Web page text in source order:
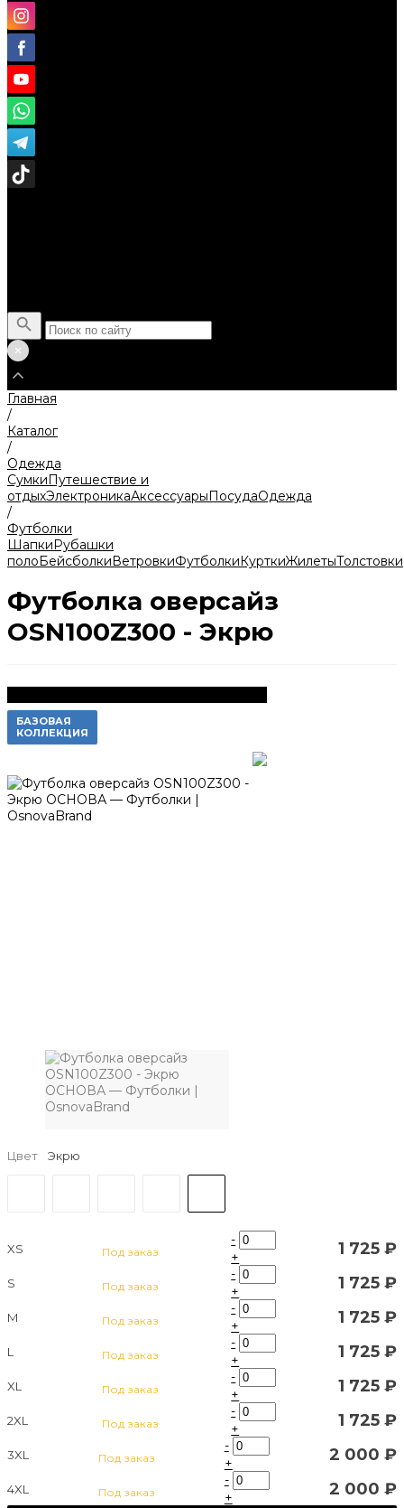
Главная
/
Каталог
/
Одежда
СумкиПутешествие и
отдыхЭлектроникаАксессуарыПосудаОдежда
/
Футболки
ШапкиРубашки
полоБейсболкиВетровкиФутболкиКурткиЖилетыТолстовки
Футболка оверсайз
OSN100Z300 - Экрю
БАЗОВАЯ
КОЛЛЕКЦИЯ
Цвет Экрю
XS Под заказ
-
+
1 725 ₽
S Под заказ
-
+
1 725 ₽
M Под заказ
-
+
1 725 ₽
L Под заказ
-
+
1 725 ₽
XL Под заказ
-
+
1 725 ₽
2XL Под заказ
-
+
1 725 ₽
3XL Под заказ
-
+
2 000 ₽
4XL Под заказ
-
+
2 000 ₽